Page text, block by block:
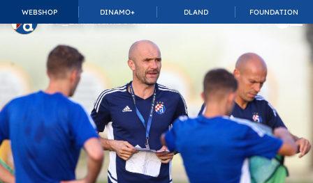
WEBSHOP DINAMO+ DLAND FOUNDATION
TOP_BAR.MembershipSuffix